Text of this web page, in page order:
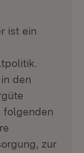
ist ein
den
folgenden
zur